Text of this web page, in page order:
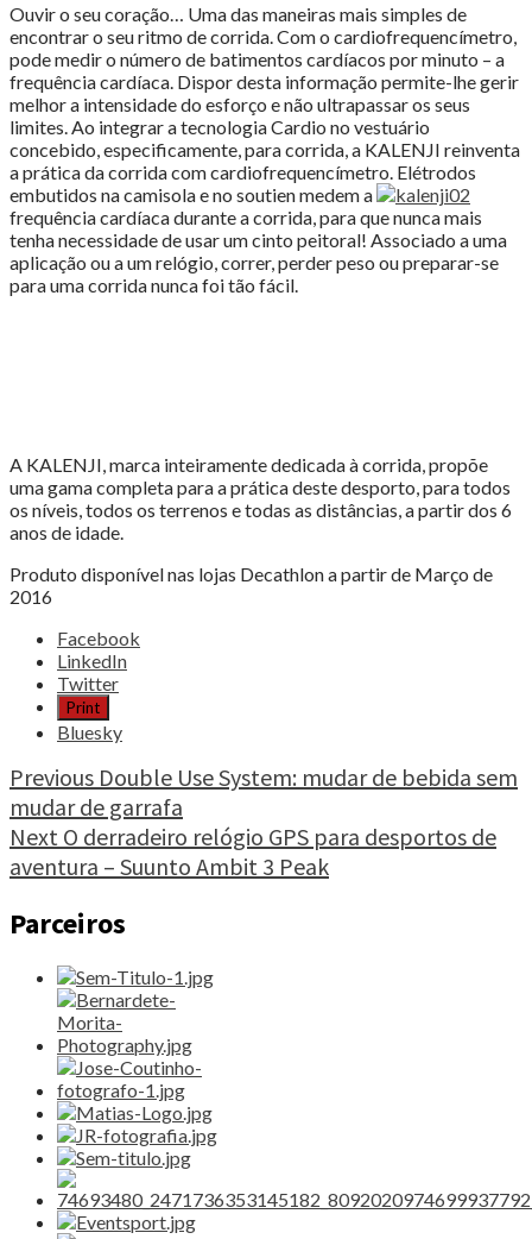
soutien
Cardio:
correr
sempre
com
o
ritmo
certo,
e
com
todo
o
conforto"
Ouvir o seu coração… Uma das maneiras mais simples de
encontrar o seu ritmo de corrida. Com o cardiofrequencímetro,
pode medir o número de batimentos cardíacos por minuto – a
frequência cardíaca. Dispor desta informação permite-lhe gerir
melhor a intensidade do esforço e não ultrapassar os seus
limites. Ao integrar a tecnologia Cardio no vestuário
concebido, especificamente, para corrida, a KALENJI reinventa
a prática da corrida com cardiofrequencímetro. Elétrodos
embutidos na camisola e no soutien medem a
frequência cardíaca durante a corrida, para que nunca mais
tenha necessidade de usar um cinto peitoral! Associado a uma
aplicação ou a um relógio, correr, perder peso ou preparar-se
para uma corrida nunca foi tão fácil.
A KALENJI, marca inteiramente dedicada à corrida, propõe
uma gama completa para a prática deste desporto, para todos
os níveis, todos os terrenos e todas as distâncias, a partir dos 6
anos de idade.
Produto disponível nas lojas Decathlon a partir de Março de
2016
Share
post
shirt
soutien
Cardio:
correr
sempre
com
o
certo,
com
conforto"
Facebook
LinkedIn
Twitter
Print
Bluesky
Continue
Reading
Previous Double Use System: mudar de bebida sem
mudar de garrafa
Next O derradeiro relógio GPS para desportos de
aventura – Suunto Ambit 3 Peak
Parceiros